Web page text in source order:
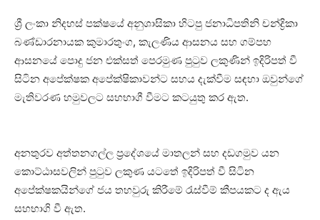
ශ්‍රී ලංකා නිදහස් පක්ෂයේ අනුශාසිකා හිටපු ජනාධිපතිනි චන්ද්‍රිකා
බණ්ඩාරනායක කුමාරතුංග, කැලණිය ආසනය සහ ගම්පහ
ආසනයේ පොදු ජන එක්සත් පෙරමුණ පුටුව ලකුණින් ඉදිරිපත් වී
සිටින අපේක්ෂක අපේක්ෂිකාවන්ට සහය දැක්වීම සඳහා ඔවුන්ගේ
මැතිවරණ හමුවලට සහභාගී වීමට කටයුතු කර ඇත.
අනතුරව අත්තනගල්ල ප්‍රදේශයේ මාතලන් සහ දඩගමුව යන
කොට්ඨාසවලින් පුටුව ලකුණ යටතේ ඉදිරිපත් වී සිටින
අපේක්ෂකයින්ගේ ජය තහවුරු කිරීමේ රැස්වීම් කීපයකට ද ඇය
සහභාගි වී ඇත.